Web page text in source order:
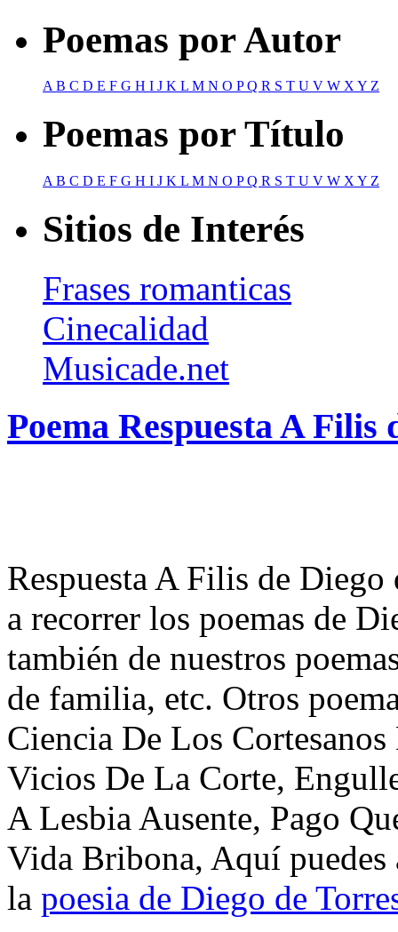
Poemas por Autor
AB C D E F G H I J K L M N O PQ R S T U V W XY Z
Poemas por Título
A B C D E F G H I J K L M N O PQ R S T U V W X Y Z
Sitios de Interés
Frases romanticas
Cinecalidad
Musicade.net
Poema Respuesta A
Respuesta A Filis de
a recorrer los poemas de
también de nuestros
de familia, etc. Otros
Ciencia De Los
Vicios De La Corte,
A Lesbia Ausente, Pago
Vida Bribona, Aquí puedes
la poesia de Diego de